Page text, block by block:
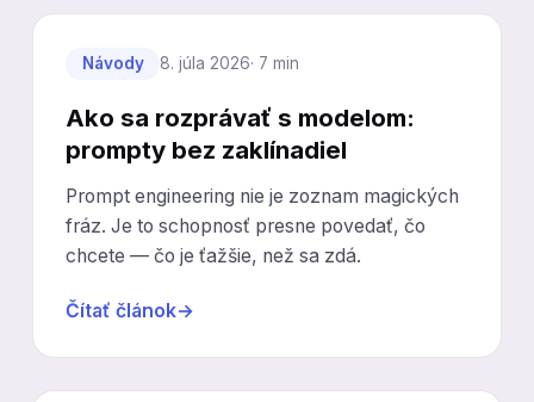
Návody 8. júla 2026· 7 min
Ako sa rozprávať s modelom:
prompty bez zaklínadiel
Prompt engineering nie je zoznam magických
fráz. Je to schopnosť presne povedať, čo
chcete — čo je ťažšie, než sa zdá.
Čítať článok→